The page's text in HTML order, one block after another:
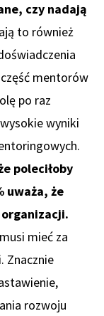
czy nadają
to również
mentorów
po raz
wyniki
poleciłoby
uważa, że
mieć za
Znacznie
rozwoju